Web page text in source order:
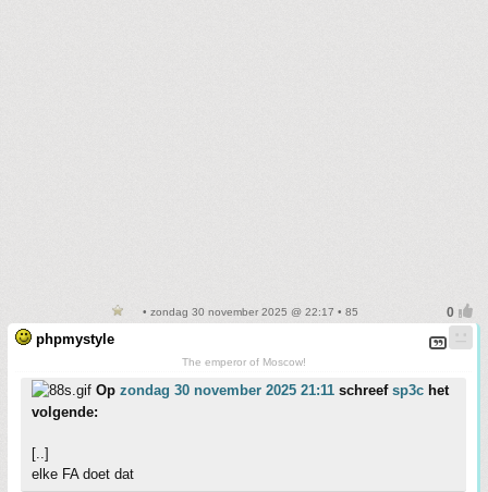
• zondag 30 november 2025 @ 22:17 • 85
phpmystyle
The emperor of Moscow!
Op zondag 30 november 2025 21:11 schreef sp3c het
volgende:
[..]
elke FA doet dat